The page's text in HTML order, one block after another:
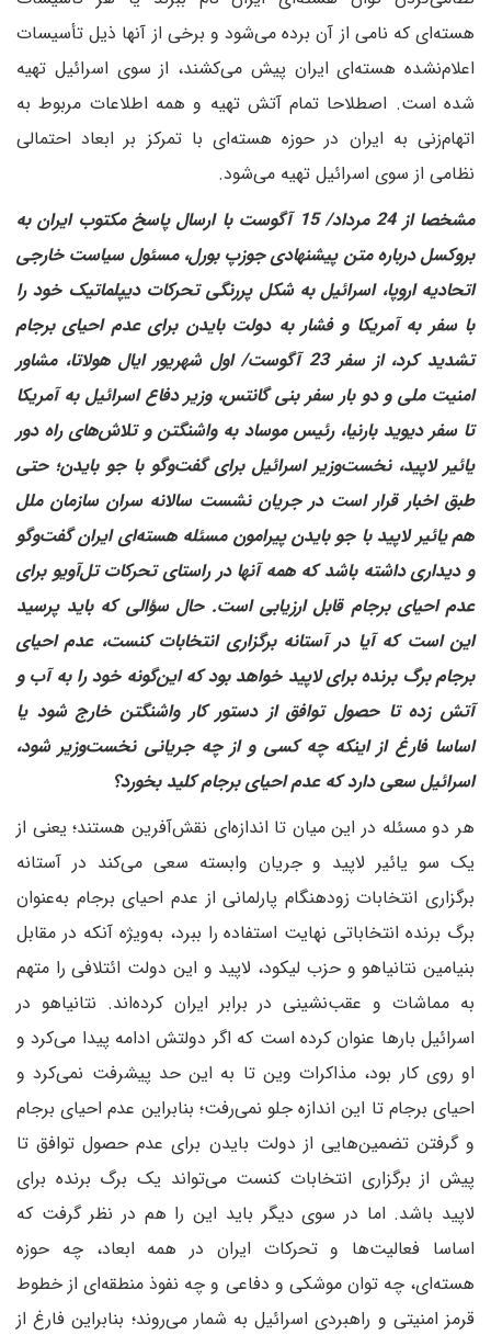
هسته‌ای که نامی از آن برده می‌شود و برخی از آنها ذیل تأسیسات
اعلام‌نشده هسته‌ای ایران پیش می‌کشند، از سوی اسرائیل تهیه
شده است. اصطلاحا تمام آتش تهیه و همه اطلاعات مربوط به
اتهام‌زنی به ایران در حوزه هسته‌ای با تمرکز بر ابعاد احتمالی
نظامی از سوی اسرائیل تهیه می‌شود.
مشخصا از 24 مرداد/ 15 آگوست با ارسال پاسخ مکتوب ایران به
بروکسل درباره متن پیشنهادی جوزپ بورل، مسئول سیاست خارجی
اتحادیه اروپا، اسرائیل به شکل پررنگی تحرکات دیپلماتیک خود را
با سفر به آمریکا و فشار به دولت بایدن برای عدم احیای برجام
تشدید کرد، از سفر 23 آگوست/ اول شهریور ایال هولاتا، مشاور
امنیت ملی و دو بار سفر بنی گانتس، وزیر دفاع اسرائیل به آمریکا
تا سفر دیوید بارنیا، رئیس موساد به واشنگتن و تلاش‌های راه دور
یائیر لاپید، نخست‌وزیر اسرائیل برای گفت‌وگو با جو بایدن؛ حتی
طبق اخبار قرار است در جریان نشست سالانه سران سازمان ملل
هم یائیر لاپید با جو بایدن پیرامون مسئله هسته‌ای ایران گفت‌وگو
و دیداری داشته باشد که همه آنها در راستای تحرکات تل‌آویو برای
عدم احیای برجام قابل ارزیابی است. حال سؤالی که باید پرسید
این است که آیا در آستانه برگزاری انتخابات کنست، عدم احیای
برجام برگ برنده برای لاپید خواهد بود که این‌گونه خود را به آب و
آتش زده تا حصول توافق از دستور کار واشنگتن خارج شود یا
اساسا فارغ از اینکه چه کسی و از چه جریانی نخست‌وزیر شود،
اسرائیل سعی دارد که عدم احیای برجام کلید بخورد؟
هر دو مسئله در این میان تا اندازه‌ای نقش‌آفرین هستند؛ یعنی از
یک سو یائیر لاپید و جریان وابسته سعی می‌کند در آستانه
برگزاری انتخابات زودهنگام پارلمانی از عدم احیای برجام به‌عنوان
برگ برنده انتخاباتی نهایت استفاده را ببرد، به‌‌ویژه آنکه در مقابل
بنیامین نتانیاهو و حزب‌ لیکود، لاپید و این دولت ائتلافی را متهم
به مماشات و عقب‌نشینی در برابر ایران کرده‌اند. نتانیاهو در
اسرائیل بارها عنوان کرده است که اگر دولتش ادامه پیدا می‌کرد و
او روی کار بود، مذاکرات وین تا به این حد پیشرفت نمی‌کرد و
احیای برجام تا این اندازه جلو نمی‌رفت؛ بنابراین عدم احیای برجام
و گرفتن تضمین‌هایی از دولت بایدن برای عدم حصول توافق تا
پیش از برگزاری انتخابات کنست می‌تواند یک برگ برنده برای
لاپید باشد. اما در سوی دیگر باید این را هم در نظر گرفت که
اساسا فعالیت‌ها و تحرکات ایران در همه ابعاد، چه حوزه
هسته‌ای، چه توان موشکی و دفاعی و چه نفوذ منطقه‌ای از خطوط
قرمز امنیتی و راهبردی اسرائیل به شمار می‌روند؛ بنابراین فارغ از